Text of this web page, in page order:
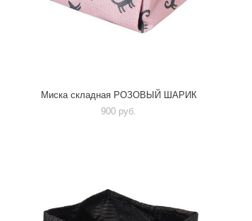
Миска складная РОЗОВЫЙ ШАРИК
900 pуб.